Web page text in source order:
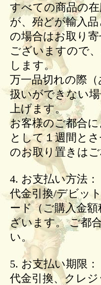
すべての商品の
が、殆どが輸入
の場合はお取り
ございますので
します。
万一品切れの際
扱いができない
上げます。
お客様のご都合
として１週間と
のお取り置きはご
4. お支払い方法
代金引換/デビッ
ード（ご購入金
ざいます。 ご都
い。
5. お支払い期限
代金引換、クレ